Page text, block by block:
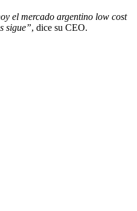
el mercado argentino low cost
sigue”, dice su CEO.